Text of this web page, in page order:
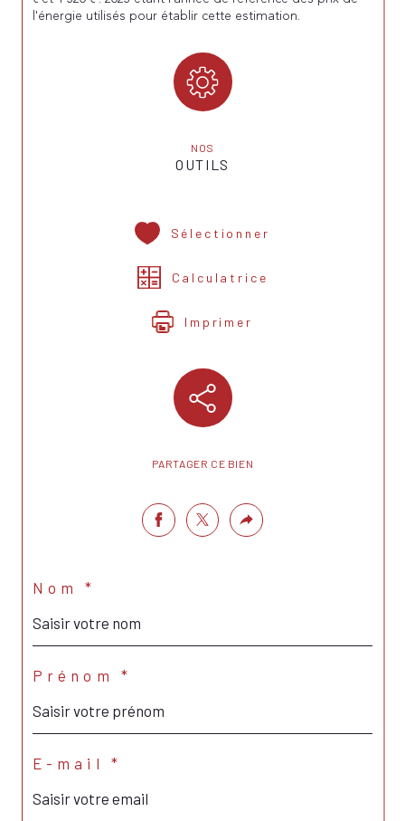
l'énergie utilisés pour établir cette estimation.
NOS
OUTILS
Sélectionner
Calculatrice
Imprimer
PARTAGER CE BIEN
Nom *
Prénom *
E-mail *